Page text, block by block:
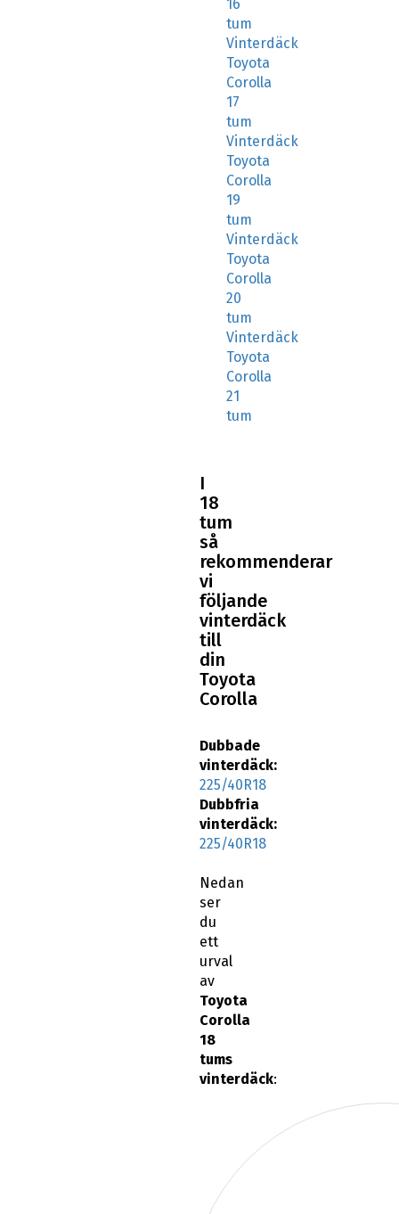
16
tum
Vinterdäck
Toyota
Corolla
17
tum
Vinterdäck
Toyota
Corolla
19
tum
Vinterdäck
Toyota
Corolla
20
tum
Vinterdäck
Toyota
Corolla
21
tum
I
18
tum
så
rekommenderar
vi
följande
vinterdäck
till
din
Toyota
Corolla
Dubbade
vinterdäck:
225/40R18
Dubbfria
vinterdäck:
225/40R18
Nedan
ser
du
ett
urval
av
Toyota
Corolla
18
tums
vinterdäck: